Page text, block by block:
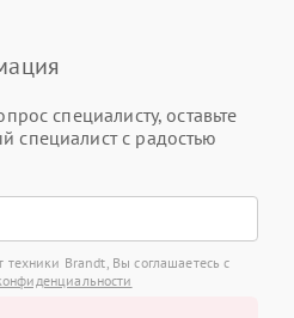
специалисту, оставьте
специалист с радостью
техники Brandt, Вы соглашаетесь с